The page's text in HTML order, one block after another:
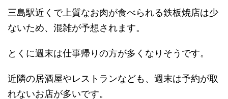
三島駅近くで上質なお肉が食べられる鉄板焼店は少
ないため、混雑が予想されます。
とくに週末は仕事帰りの方が多くなりそうです。
近隣の居酒屋やレストランなども、週末は予約が取
れないお店が多いです。